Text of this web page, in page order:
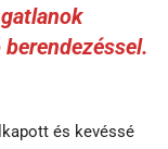
és kevéssé